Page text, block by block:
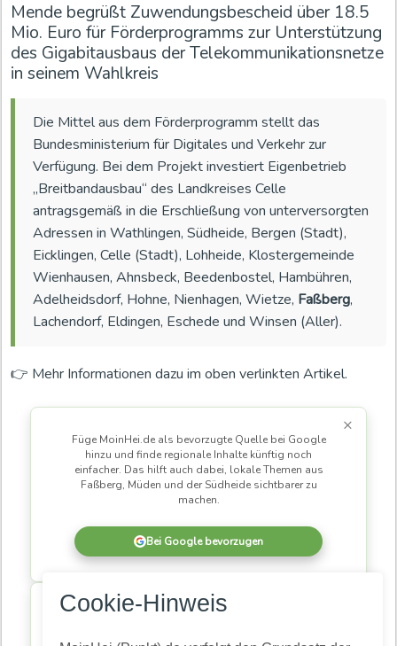
Cookie-Hinweis
Mende begrüßt Zuwendungsbescheid über 18.5
Mio. Euro für Förderprogramms zur Unterstützung
des Gigabitausbaus der Telekommunikationsnetze
in seinem Wahlkreis
Die Mittel aus dem Förderprogramm stellt das
Bundesministerium für Digitales und Verkehr zur
Verfügung. Bei dem Projekt investiert Eigenbetrieb
„Breitbandausbau“ des Landkreises Celle
antragsgemäß in die Erschließung von unterversorgten
Adressen in Wathlingen, Südheide, Bergen (Stadt),
Eicklingen, Celle (Stadt), Lohheide, Klostergemeinde
Wienhausen, Ahnsbeck, Beedenbostel, Hambühren,
Adelheidsdorf, Hohne, Nienhagen, Wietze, Faßberg,
Lachendorf, Eldingen, Eschede und Winsen (Aller).
👉 Mehr Informationen dazu im oben verlinkten Artikel.
×
Füge MoinHei.de als bevorzugte Quelle bei Google
hinzu und finde regionale Inhalte künftig noch
einfacher. Das hilft auch dabei, lokale Themen aus
Faßberg, Müden und der Südheide sichtbarer zu
machen.
Bei Google bevorzugen
MoinHei.de betreibe ich kostenlos, damit regionale